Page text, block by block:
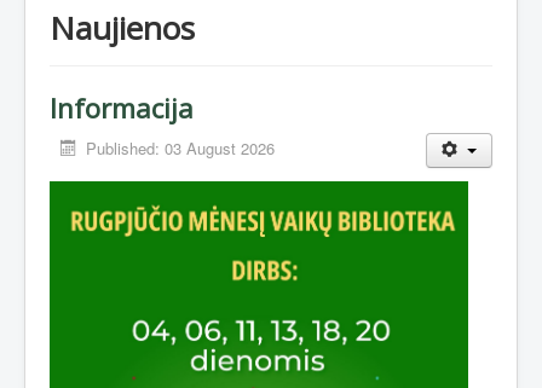
Naujienos
Informacija
Published: 03 August 2026